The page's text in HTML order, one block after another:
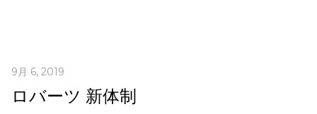
9月 6, 2019
ロバーツ 新体制